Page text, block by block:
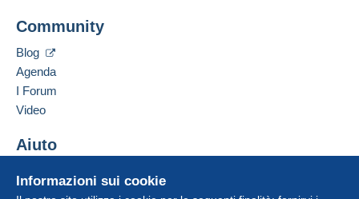
Informazioni sui cookie
Community
Blog
Agenda
I Forum
Video
Aiuto
Acquistare su Delcampe